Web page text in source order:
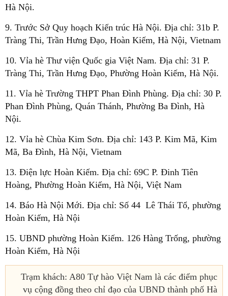
Hà Nội.
9. Trước Sở Quy hoạch Kiến trúc Hà Nội. Địa chỉ: 31b P.
Tràng Thi, Trần Hưng Đạo, Hoàn Kiếm, Hà Nội, Vietnam
10. Vỉa hè Thư viện Quốc gia Việt Nam. Địa chỉ: 31 P.
Tràng Thi, Trần Hưng Đạo, Phường Hoàn Kiếm, Hà Nội.
11. Vỉa hè Trường THPT Phan Đình Phùng. Địa chỉ: 30 P.
Phan Đình Phùng, Quán Thánh, Phường Ba Đình, Hà
Nội.
12. Vỉa hè Chùa Kim Sơn. Địa chỉ: 143 P. Kim Mã, Kim
Mã, Ba Đình, Hà Nội, Vietnam
13. Điện lực Hoàn Kiếm. Địa chỉ: 69C P. Đinh Tiên
Hoàng, Phường Hoàn Kiếm, Hà Nội, Việt Nam
14. Báo Hà Nội Mới. Địa chỉ: Số 44 Lê Thái Tổ, phường
Hoàn Kiếm, Hà Nội
15. UBND phường Hoàn Kiếm. 126 Hàng Trống, phường
Hoàn Kiếm, Hà Nội
Trạm khách: A80 Tự hào Việt Nam là các điểm phục
vụ cộng đồng theo chỉ đạo của UBND thành phố Hà